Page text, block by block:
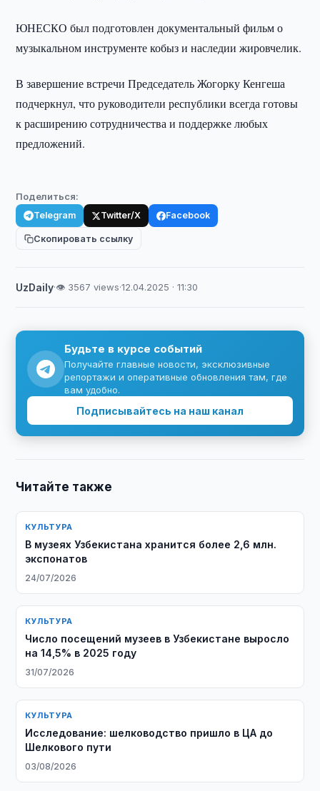
ЮНЕСКО был подготовлен документальный фильм о
музыкальном инструменте кобыз и наследии жировчелик.
В завершение встречи Председатель Жогорку Кенгеша
подчеркнул, что руководители республики всегда готовы
к расширению сотрудничества и поддержке любых
предложений.
Поделиться:
Telegram Twitter/X Facebook
Скопировать ссылку
UzDaily·👁 3567 views·12.04.2025 · 11:30
Будьте в курсе событий
Получайте главные новости, эксклюзивные
репортажи и оперативные обновления там, где
вам удобно.
Подписывайтесь на наш канал
Читайте также
КУЛЬТУРА
В музеях Узбекистана хранится более 2,6 млн.
экспонатов
24/07/2026
КУЛЬТУРА
Число посещений музеев в Узбекистане выросло
на 14,5% в 2025 году
31/07/2026
КУЛЬТУРА
Исследование: шелководство пришло в ЦА до
Шелкового пути
03/08/2026